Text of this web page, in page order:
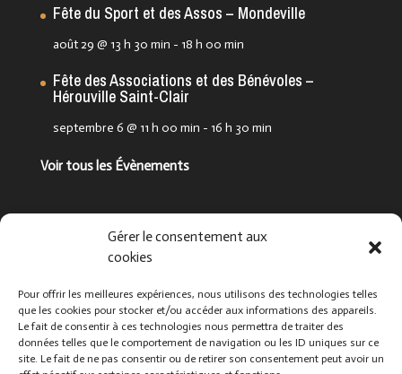
Gérer le consentement aux
cookies
Pour offrir les meilleures expériences, nous utilisons des technologies telles
que les cookies pour stocker et/ou accéder aux informations des appareils.
Le fait de consentir à ces technologies nous permettra de traiter des
données telles que le comportement de navigation ou les ID uniques sur ce
site. Le fait de ne pas consentir ou de retirer son consentement peut avoir un
Fête du Sport et des Assos – Mondeville
août 29 @ 13 h 30 min - 18 h 00 min
Fête des Associations et des Bénévoles –
Hérouville Saint-Clair
septembre 6 @ 11 h 00 min - 16 h 30 min
Voir tous les Évènements
Suivez-nous !